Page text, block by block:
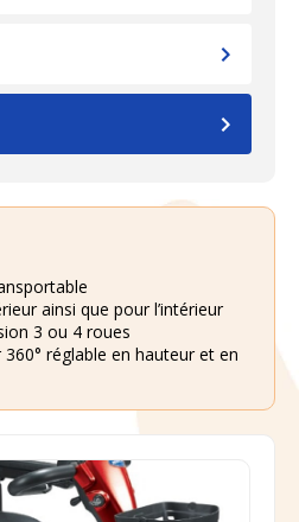
ainsi que pour l’intérieur
3 ou 4 roues
réglable en hauteur et en